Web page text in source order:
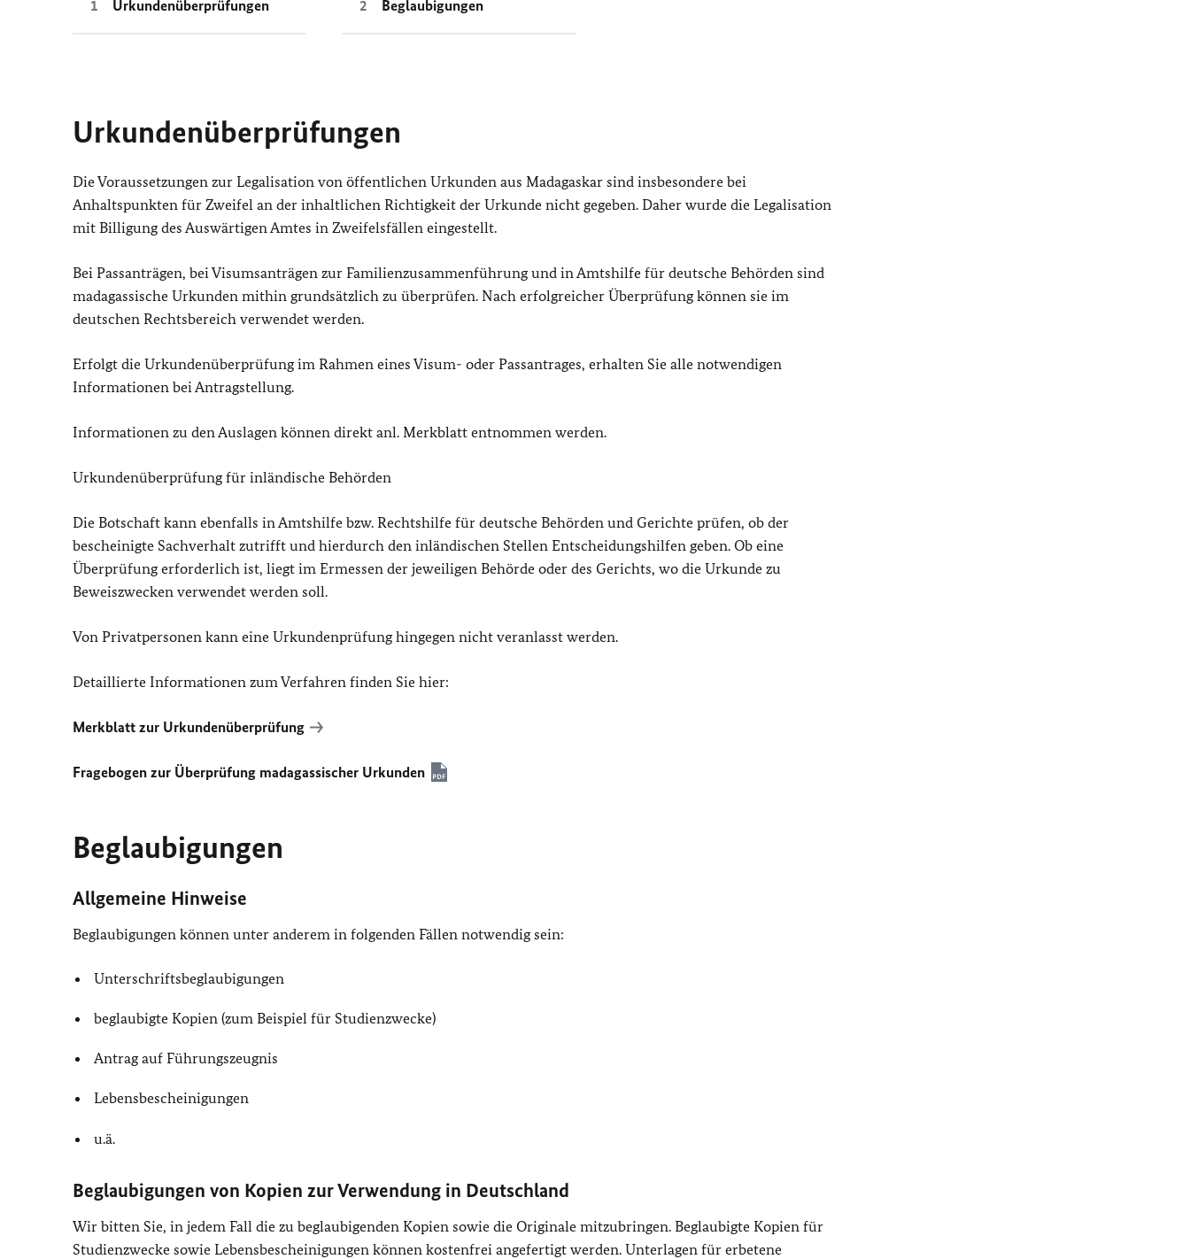
Urkundenüberprüfungen Beglaubigungen
Urkundenüberprüfungen
Die Voraussetzungen zur Legalisation von öffentlichen Urkunden aus Madagaskar sind insbesondere bei
Anhaltspunkten für Zweifel an der inhaltlichen Richtigkeit der Urkunde nicht gegeben. Daher wurde die Legalisation
mit Billigung des Auswärtigen Amtes in Zweifelsfällen eingestellt.
Bei Passanträgen, bei Visumsanträgen zur Familienzusammenführung und in Amtshilfe für deutsche Behörden sind
madagassische Urkunden mithin grundsätzlich zu überprüfen. Nach erfolgreicher Überprüfung können sie im
deutschen Rechtsbereich verwendet werden.
Erfolgt die Urkundenüberprüfung im Rahmen eines Visum- oder Passantrages, erhalten Sie alle notwendigen
Informationen bei Antragstellung.
Informationen zu den Auslagen können direkt anl. Merkblatt entnommen werden.
Urkundenüberprüfung für inländische Behörden
Die Botschaft kann ebenfalls in Amtshilfe bzw. Rechtshilfe für deutsche Behörden und Gerichte prüfen, ob der
bescheinigte Sachverhalt zutrifft und hierdurch den inländischen Stellen Entscheidungshilfen geben. Ob eine
Überprüfung erforderlich ist, liegt im Ermessen der jeweiligen Behörde oder des Gerichts, wo die Urkunde zu
Beweiszwecken verwendet werden soll.
Von Privatpersonen kann eine Urkundenprüfung hingegen nicht veranlasst werden.
Detaillierte Informationen zum Verfahren finden Sie hier:
Merkblatt zur Urkundenüberprüfung
Fragebogen zur Überprüfung madagassischer Urkunden
Beglaubigungen
Allgemeine Hinweise
Beglaubigungen können unter anderem in folgenden Fällen notwendig sein:
Unterschriftsbeglaubigungen
beglaubigte Kopien (zum Beispiel für Studienzwecke)
Antrag auf Führungszeugnis
Lebensbescheinigungen
u.ä.
Beglaubigungen von Kopien zur Verwendung in Deutschland
Wir bitten Sie, in jedem Fall die zu beglaubigenden Kopien sowie die Originale mitzubringen. Beglaubigte Kopien für
Studienzwecke sowie Lebensbescheinigungen können kostenfrei angefertigt werden. Unterlagen für erbetene